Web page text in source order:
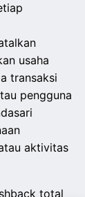
usaha
transaksi
pengguna
aktivitas
total